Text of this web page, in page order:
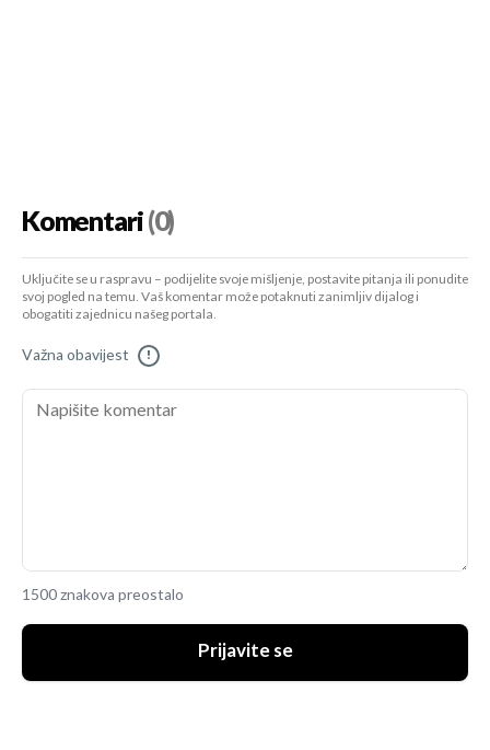
Komentari(0)
Uključite se u raspravu – podijelite svoje mišljenje, postavite pitanja ili ponudite
svoj pogled na temu. Vaš komentar može potaknuti zanimljiv dijalog i
obogatiti zajednicu našeg portala.
Važna obavijest !
1500 znakova preostalo
Prijavite se